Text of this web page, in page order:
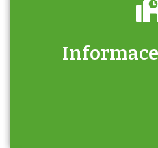
Zjistěte, jak se